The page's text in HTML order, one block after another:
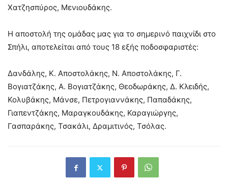
Χατζησπύρος, Μενιουδάκης.
Η αποστολή της ομάδας μας για το σημερινό παιχνίδι στο
Σπήλι, αποτελείται από τους 18 εξής ποδοσφαριστές:
Δανδάλης, Κ. Αποστολάκης, Ν. Αποστολάκης, Γ.
Βογιατζάκης, Α. Βογιατζάκης, Θεοδωράκης, Δ. Κλειδής,
Κολυβάκης, Μάνσε, Πετρογιαννάκης, Παπαδάκης,
Γιαπεντζάκης, Μαραγκουδάκης, Καραγιώργης,
Γασπαράκης, Τσακάλι, Δραμιτινός, Τσόλας.